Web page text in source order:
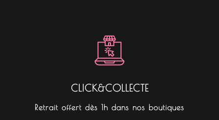
CLICK&COLLECTE
Retrait offert dès 1h dans nos boutiques